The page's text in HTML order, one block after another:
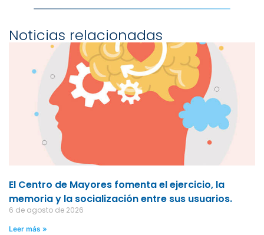
Noticias relacionadas
El Centro de Mayores fomenta el ejercicio, la
memoria y la socialización entre sus usuarios.
6 de agosto de 2026
Leer más »